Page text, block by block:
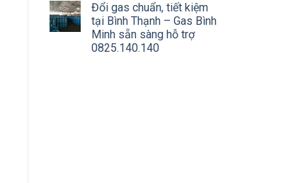
Đổi gas chuẩn, tiết kiệm
tại Bình Thạnh – Gas Bình
Minh sẵn sàng hỗ trợ
0825.140.140